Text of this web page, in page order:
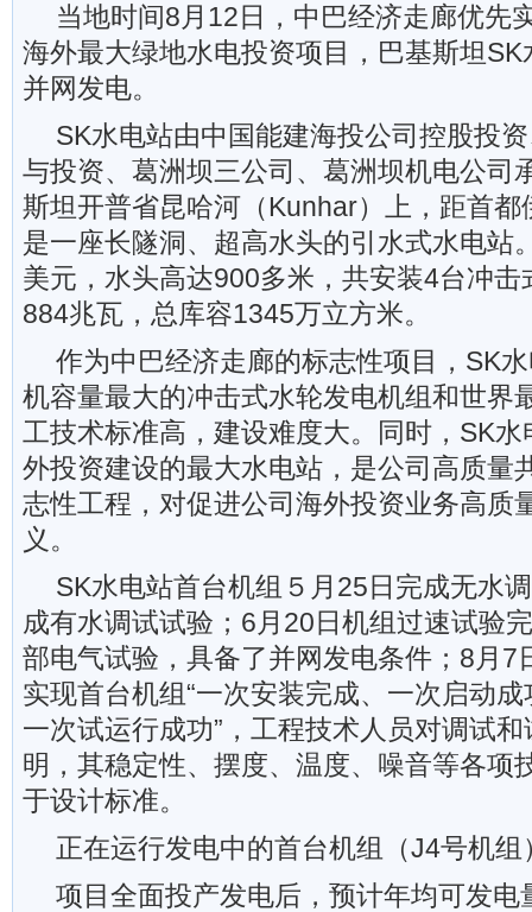
当地时间8月12日，中巴经济走廊优先
海外最大绿地水电投资项目，巴基斯坦
并网发电。
SK水电站由中国能建海投公司控股投
与投资、葛洲坝三公司、葛洲坝机电公司
斯坦开普省昆哈河（Kunhar）上，距首
是一座长隧洞、超高水头的引水式水电站
美元，水头高达900多米，共安装4台冲
884兆瓦，总库容1345万立方米。
作为中巴经济走廊的标志性项目，SK
机容量最大的冲击式水轮发电机组和世界
工技术标准高，建设难度大。同时，SK
外投资建设的最大水电站，是公司高质量
志性工程，对促进公司海外投资业务高质
义。
SK水电站首台机组５月25日完成无水
成有水调试试验；6月20日机组过速试验
部电气试验，具备了并网发电条件；8月7
实现首台机组“一次安装完成、一次启动
一次试运行成功”，工程技术人员对调试
明，其稳定性、摆度、温度、噪音等各项
于设计标准。
正在运行发电中的首台机组（J4号机组
项目全面投产发电后，预计年均可发电